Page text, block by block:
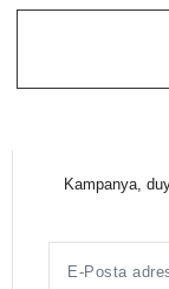
Kampanya,